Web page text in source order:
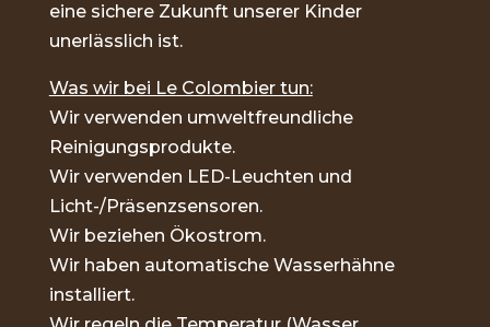
eine sichere Zukunft unserer Kinder
unerlässlich ist.
Was wir bei Le Colombier tun:
Wir verwenden umweltfreundliche
Reinigungsprodukte.
Wir verwenden LED-Leuchten und
Licht-/Präsenzsensoren.
Wir beziehen Ökostrom.
Wir haben automatische Wasserhähne
installiert.